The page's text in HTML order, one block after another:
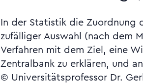
In der Statistik die Zuordnung
zufälliger Auswahl (nach dem
Verfahren mit dem Ziel, eine
Zentralbank zu erklären, und
© Universitätsprofessor Dr.